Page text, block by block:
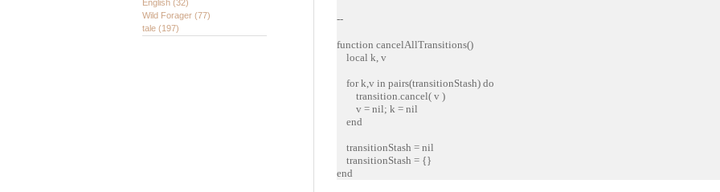
English (32)
Wild Forager (77)
tale (197)
--
function cancelAllTransitions()
local k, v
for k,v in pairs(transitionStash) do
transition.cancel( v )
v = nil; k = nil
end
transitionStash = nil
transitionStash = {}
end